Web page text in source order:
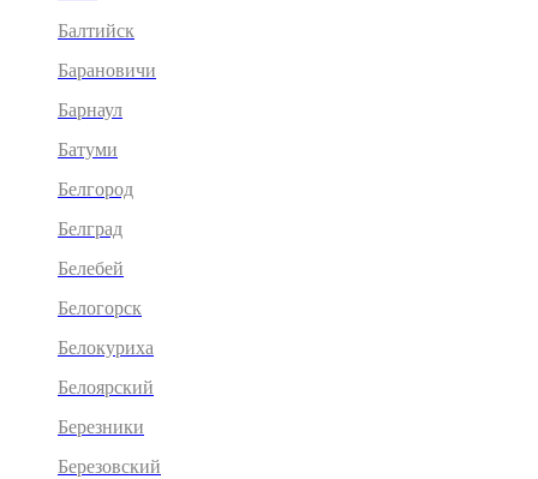
Балтийск
Барановичи
Барнаул
Батуми
Белгород
Белград
Белебей
Белогорск
Белокуриха
Белоярский
Березники
Березовский